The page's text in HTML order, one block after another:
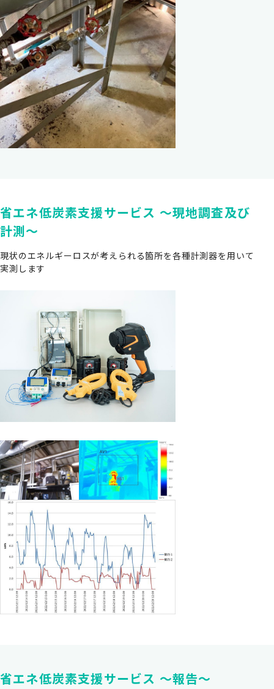
省エネ低炭素支援サービス ～現地調査及び
計測～
現状のエネルギーロスが考えられる箇所を各種計測器を用いて
実測します
省エネ低炭素支援サービス ～報告～